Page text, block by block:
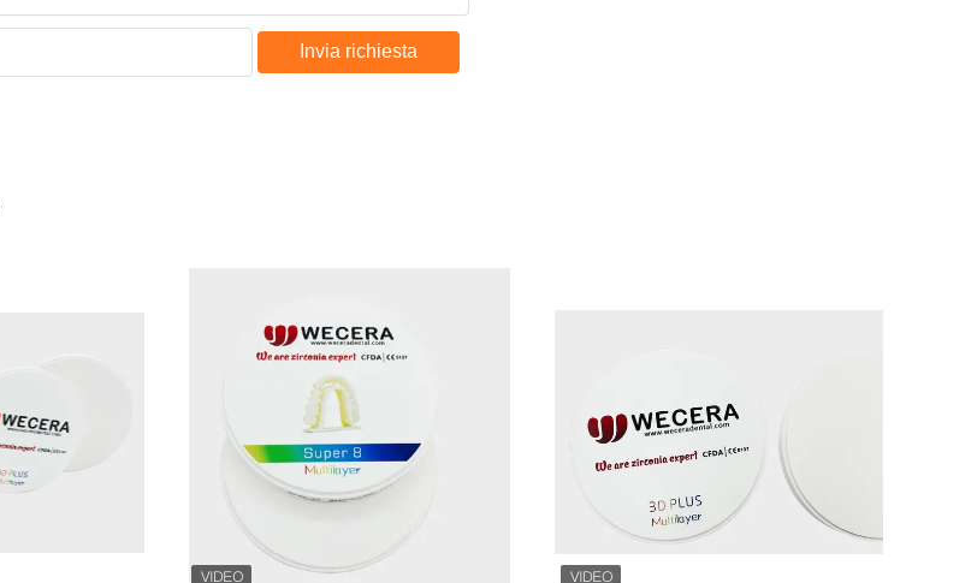
Invia richiesta